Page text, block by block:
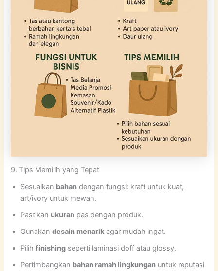
9. Tips Memilih yang Tepat
Sesuaikan bahan dengan fungsi: kraft untuk kuat,
art/ivory untuk mewah.
Pastikan ukuran pas dengan produk.
Gunakandesain menarik agar mudah ingat.
Pilihfinishing seperti laminasi doff atau glossy.
Pertimbangkan bahan ramah lingkungan untuk reputasi